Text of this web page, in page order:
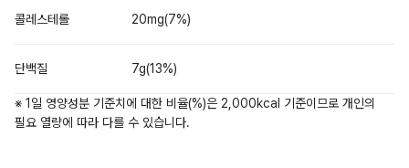
콜레스테롤 20mg(7%)
단백질 7g(13%)
※ 1일 영양성분 기준치에 대한 비율(%)은 2,000kcal 기준이므로 개인의
필요 열량에 따라 다를 수 있습니다.